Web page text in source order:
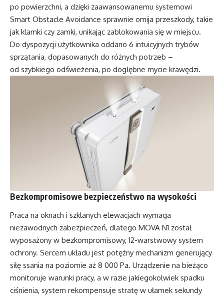
po powierzchni, a dzięki zaawansowanemu systemowi
Smart Obstacle Avoidance sprawnie omija przeszkody, takie
jak klamki czy zamki, unikając zablokowania się w miejscu.
Do dyspozycji użytkownika oddano 6 intuicyjnych trybów
sprzątania, dopasowanych do różnych potrzeb –
od szybkiego odświeżenia, po dogłębne mycie krawędzi.
Bezkompromisowe bezpieczeństwo na wysokości
Praca na oknach i szklanych elewacjach wymaga
niezawodnych zabezpieczeń, dlatego MOVA N1 został
wyposażony w bezkompromisowy, 12-warstwowy system
ochrony. Sercem układu jest potężny mechanizm generujący
siłę ssania na poziomie aż 8 000 Pa. Urządzenie na bieżąco
monitoruje warunki pracy, a w razie jakiegokolwiek spadku
ciśnienia, system rekompensuje stratę w ułamek sekundy